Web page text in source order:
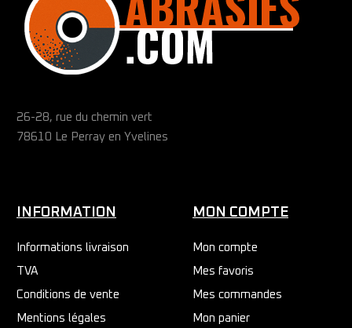
26-28, rue du chemin vert
78610 Le Perray en Yvelines
INFORMATION
Informations livraison
TVA
Conditions de vente
Mentions légales
MON COMPTE
Mon compte
Mes favoris
Mes commandes
Mon panier